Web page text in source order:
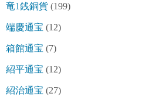
竜1銭銅貨 (199)
端慶通宝 (12)
箱館通宝 (7)
紹平通宝 (12)
紹治通宝 (27)